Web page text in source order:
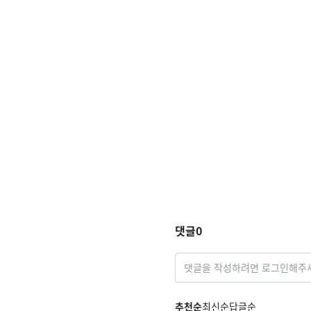
댓글0
댓글을 작성하려면 로그인해주
추천순최신순답글순